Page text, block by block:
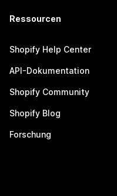
Ressourcen
Shopify Help Center
API-Dokumentation
Shopify Community
Shopify Blog
Forschung